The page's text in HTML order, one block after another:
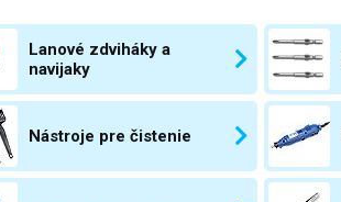
Lanové zdviháky a
navijaky
Nástroje pre čistenie